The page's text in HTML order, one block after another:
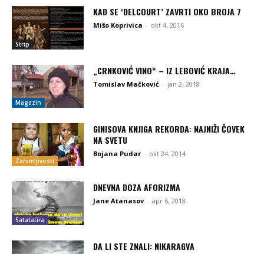
Strip
KAD SE ‘DELCOURT’ ZAVRTI OKO BROJA 7
Mišo Koprivica - okt 4, 2016
Magazin
„CRNKOVIĆ VINO“ – IZ LEBOVIĆ KRAJA…
Tomislav Mačković - jan 2, 2018
Zanimljivosti
GINISOVA KNJIGA REKORDA: NAJNIŽI ČOVEK
NA SVETU
Bojana Pudar - okt 24, 2014
Satatatira
DNEVNA DOZA AFORIZMA
Jane Atanasov - apr 6, 2018
DA LI STE ZNALI: NIKARAGVA